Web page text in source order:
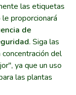
las etiquetas
proporcionará
de
. Siga las
del
ya que un uso
las plantas